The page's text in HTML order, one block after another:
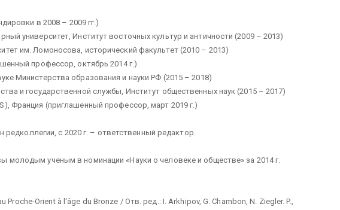
в 2008 – 2009 гг.)
университет, Институт восточных культур и античности (2009 – 2013)
им. Ломоносова, исторический факультет (2010 – 2013)
профессор, октябрь 2014 г.)
Министерства образования и науки РФ (2015 – 2018)
и государственной службы, Институт общественных наук (2015 – 2017)
Франция (приглашенный профессор, март 2019 г.)
редколлегии, с 2020 г. – ответственный редактор.
молодым ученым в номинации «Науки о человеке и обществе» за 2014 г.
Orient à l'âge du Bronze / Отв. ред.: I. Arkhipov, G. Chambon, N. Ziegler. P.,